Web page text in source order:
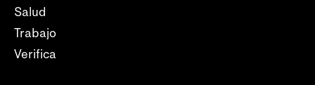
Salud
Trabajo
Verifica